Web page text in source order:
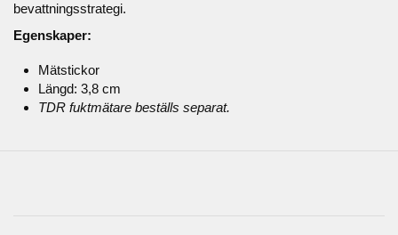
bevattningsstrategi.
Egenskaper:
Mätstickor
Längd: 3,8 cm
TDR fuktmätare beställs separat.